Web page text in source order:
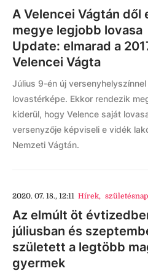
A Velencei Vágtán dől
megye legjobb lovasa
Update: elmarad a
Velencei Vágta
Július 9-én új
lovastérképe. Ekkor rendezik
kiderül, hogy Velence saját
versenyzője képviseli e vidék
Nemzeti Vágtán.
2020. 07. 18., 12:11 Hírek, születésnap
Az elmúlt öt
júliusban és
született a legtöbb
gyermek